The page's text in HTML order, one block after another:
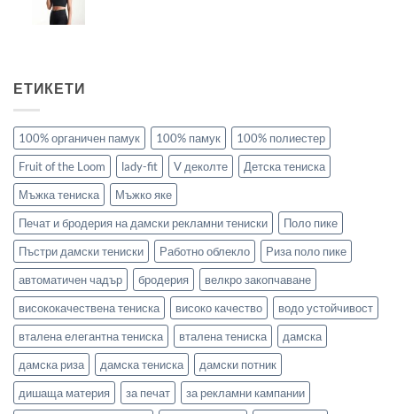
ЕТИКЕТИ
100% органичен памук 100% памук
100% полиестер
Fruit of the Loom
lady-fit V деколте
Детска тениска
Мъжка тениска
Мъжко яке
Печат и бродерия на дамски рекламни тениски
Поло пике
Пъстри дамски тениски
Работно облекло
Риза поло пике
автоматичен чадър
бродерия
велкро закопчаване
висококачествена тениска
високо качество
водо устойчивост
вталена елегантна тениска
вталена тениска
дамска
дамска риза
дамска тениска
дамски потник
дишаща материя
за печат
за рекламни кампании